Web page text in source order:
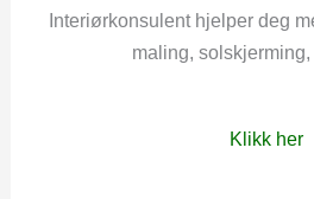
Interiørkonsulent hjelper deg
maling, solskjerming,
Klikk her